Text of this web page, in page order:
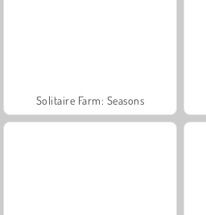
Solitaire Farm: Seasons